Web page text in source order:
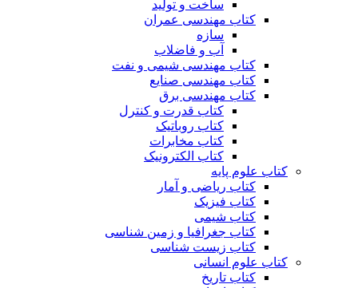
ساخت و تولید
کتاب مهندسی عمران
سازه
آب و فاضلاب
کتاب مهندسی شیمی و نفت
کتاب مهندسی صنایع
کتاب مهندسی برق
کتاب قدرت و کنترل
کتاب روباتیک
کتاب مخابرات
کتاب الکترونیک
کتاب علوم پایه
کتاب ریاضی و آمار
کتاب فیزیک
کتاب شیمی
کتاب جغرافیا و زمین شناسی
کتاب زیست شناسی
کتاب علوم انسانی
کتاب تاریخ